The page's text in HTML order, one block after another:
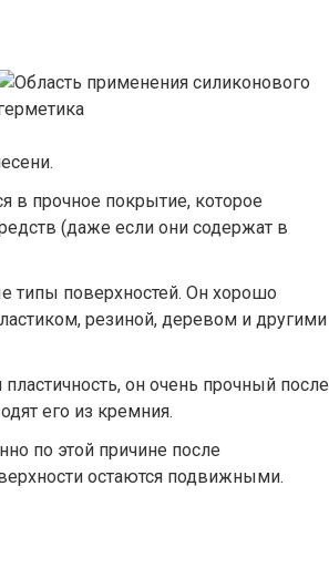
в прочное покрытие, которое
(даже если они содержат в
типы поверхностей. Он хорошо
резиной, деревом и другими
он очень прочный после
его из кремния.
по этой причине после
остаются подвижными.